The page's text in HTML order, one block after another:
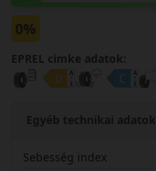
0%
EPREL cimke adatok:
Egyéb technikai adatok
Sebesség index